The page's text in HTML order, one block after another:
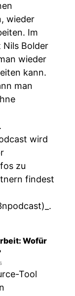
wieder
Im
Nils Bolder
wieder
kann.
man
wird
zu
findest
.
Wofür
Tool